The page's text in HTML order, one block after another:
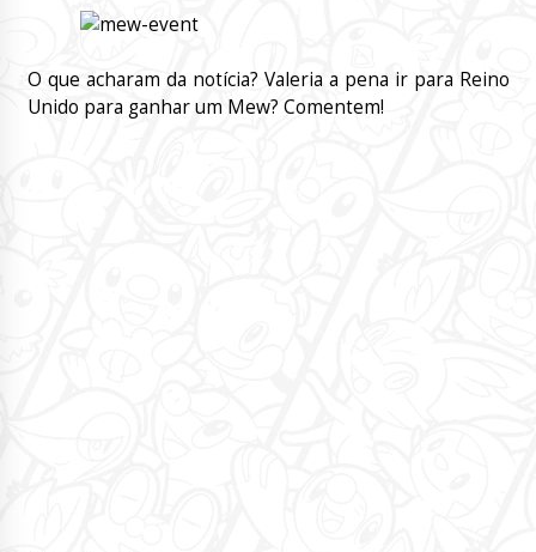
O que acharam da notícia? Valeria a pena ir para Reino
Unido para ganhar um Mew? Comentem!